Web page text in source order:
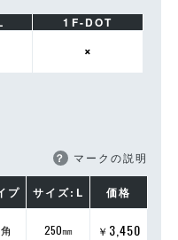
1F-DOT
×
？ マークの説明
プ サイズ:L 価格
250㎜ ￥ 3,450